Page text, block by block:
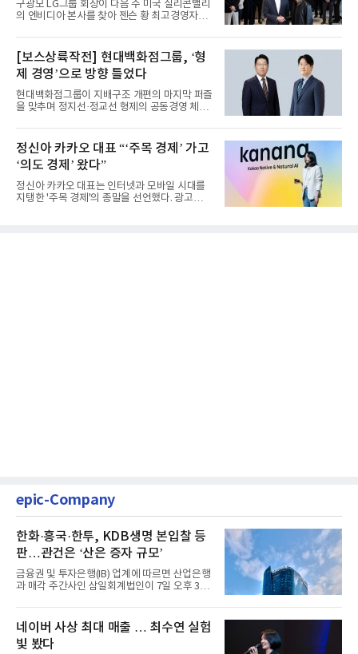
구광모 LG그룹 회장이 다음 주 미국 실리콘밸리
의 엔비디아 본사를 찾아 젠슨 황 최고경영자
[보스상륙작전] 현대백화점그룹, ‘형
제 경영’으로 방향 틀었다
현대백화점그룹이 지배구조 개편의 마지막 퍼즐
을 맞추며 정지선·정교선 형제의 공동경영 체제
정신아 카카오 대표 “‘주목 경제’ 가고
‘의도 경제’ 왔다”
정신아 카카오 대표는 인터넷과 모바일 시대를
지탱한 '주목 경제'의 종말을 선언했다. 광고를
epic-Company
한화·흥국·한투, KDB생명 본입찰 등
판…관건은 ‘산은 증자 규모’
금융권 및 투자은행(IB) 업계에 따르면 산업은행
과 매각 주간사인 삼일회계법인이 7일 오후 3시
네이버 사상 최대 매출 … 최수연 실험
빛 봤다